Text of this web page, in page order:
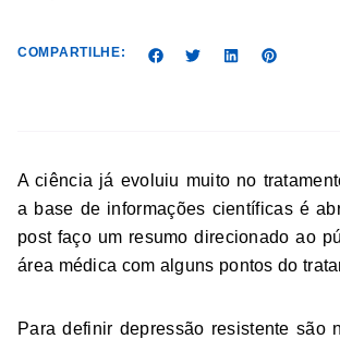
COMPARTILHE:
A ciência já evoluiu muito no
a base de informações científicas é
post faço um resumo direcionado ao
área médica com alguns pontos do
Para definir depressão resistente são